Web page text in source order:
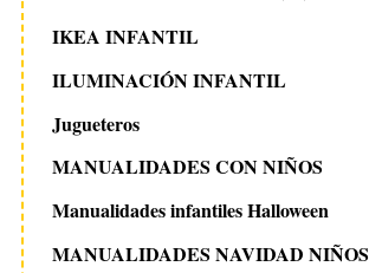
IKEA INFANTIL
ILUMINACIÓN INFANTIL
Jugueteros
MANUALIDADES CON NIÑOS
Manualidades infantiles Halloween
MANUALIDADES NAVIDAD NIÑOS